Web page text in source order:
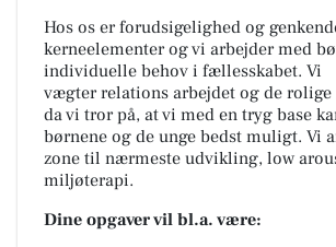
Hos os er forudsigelighed og
kerneelementer og vi arbejder med
individuelle behov i fællesskabet. Vi
vægter relations arbejdet og de
da vi tror på, at vi med en tryg base
børnene og de unge bedst muligt. Vi
zone til nærmeste udvikling, low
miljøterapi.
Dine opgaver vil bl.a. være: